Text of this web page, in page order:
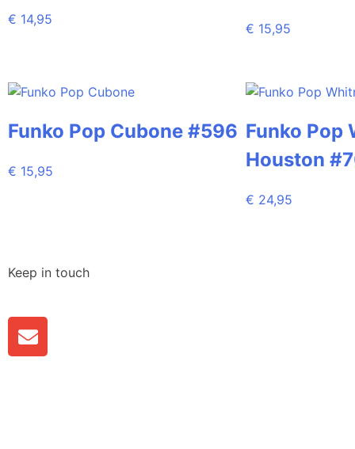
€ 14,95
€ 15,95
Funko Pop Cubone #596
€ 15,95
Funko Pop
Houston
€ 24,95
Keep in touch